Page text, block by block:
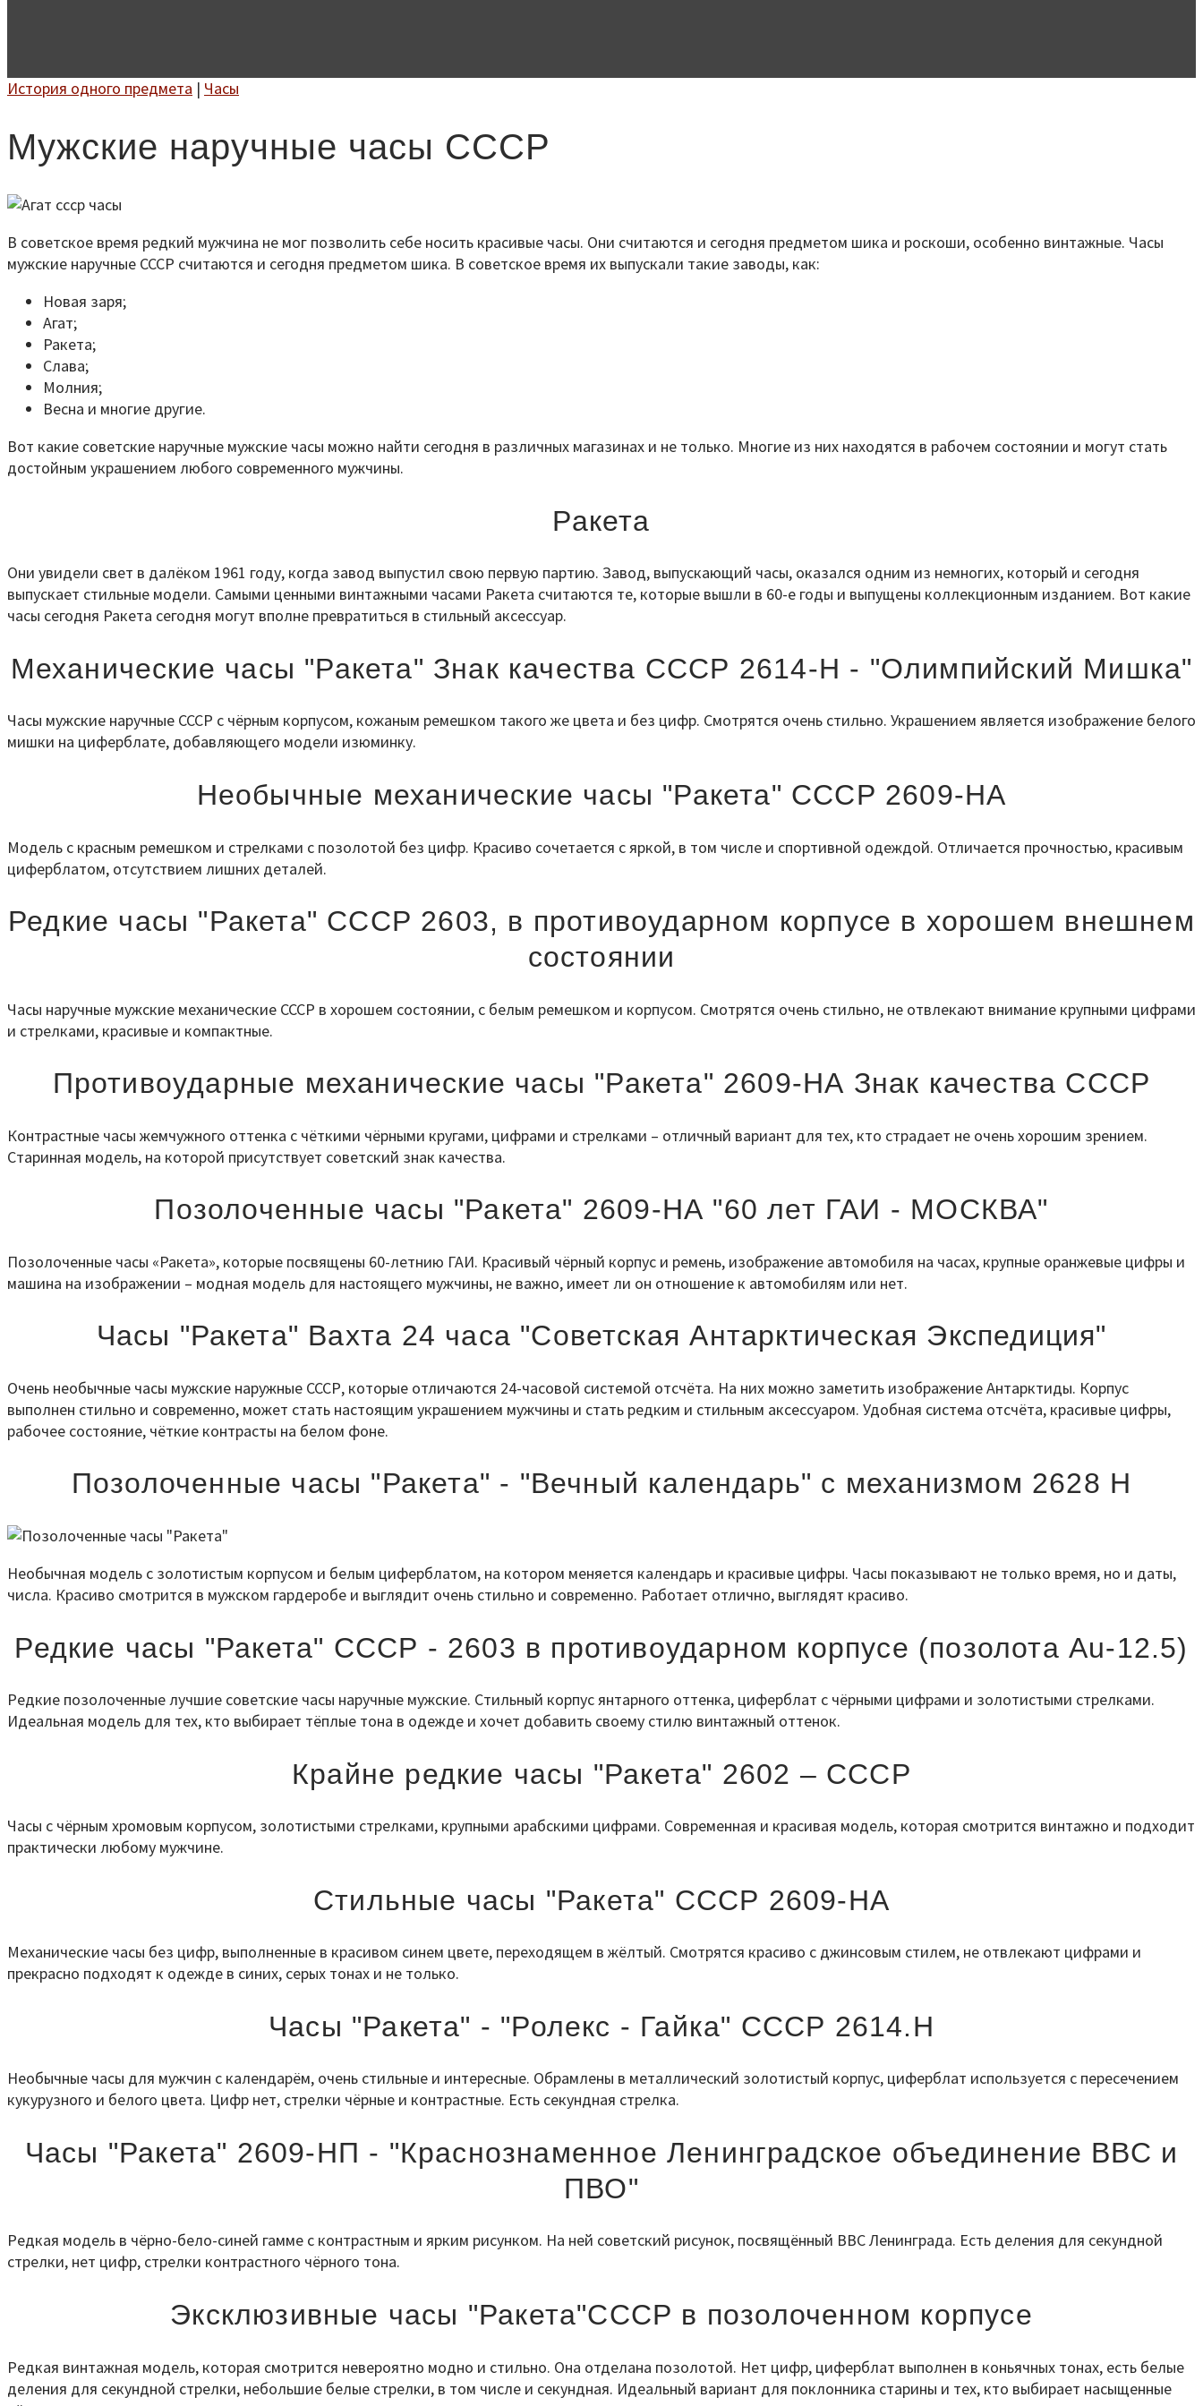
История одного предмета | Часы
Мужские наручные часы СССР
В советское время редкий мужчина не мог позволить себе носить красивые часы. Они считаются и сегодня предметом шика и роскоши, особенно винтажные. Часы
мужские наручные СССР считаются и сегодня предметом шика. В советское время их выпускали такие заводы, как:
Новая заря;
Агат;
Ракета;
Слава;
Молния;
Весна и многие другие.
Вот какие советские наручные мужские часы можно найти сегодня в различных магазинах и не только. Многие из них находятся в рабочем состоянии и могут стать
достойным украшением любого современного мужчины.
Ракета
Они увидели свет в далёком 1961 году, когда завод выпустил свою первую партию. Завод, выпускающий часы, оказался одним из немногих, который и сегодня
выпускает стильные модели. Самыми ценными винтажными часами Ракета считаются те, которые вышли в 60-е годы и выпущены коллекционным изданием. Вот какие
часы сегодня Ракета сегодня могут вполне превратиться в стильный аксессуар.
Механические часы "Ракета" Знак качества СССР 2614-Н - "Олимпийский Мишка"
Часы мужские наручные СССР с чёрным корпусом, кожаным ремешком такого же цвета и без цифр. Смотрятся очень стильно. Украшением является изображение белого
мишки на циферблате, добавляющего модели изюминку.
Необычные механические часы "Ракета" СССР 2609-НА
Модель с красным ремешком и стрелками с позолотой без цифр. Красиво сочетается с яркой, в том числе и спортивной одеждой. Отличается прочностью, красивым
циферблатом, отсутствием лишних деталей.
Редкие часы "Ракета" СССР 2603, в противоударном корпусе в хорошем внешнем
состоянии
Часы наручные мужские механические СССР в хорошем состоянии, с белым ремешком и корпусом. Смотрятся очень стильно, не отвлекают внимание крупными цифрами
и стрелками, красивые и компактные.
Противоударные механические часы "Ракета" 2609-НА Знак качества СССР
Контрастные часы жемчужного оттенка с чёткими чёрными кругами, цифрами и стрелками – отличный вариант для тех, кто страдает не очень хорошим зрением.
Старинная модель, на которой присутствует советский знак качества.
Позолоченные часы "Ракета" 2609-НА "60 лет ГАИ - МОСКВА"
Позолоченные часы «Ракета», которые посвящены 60-летнию ГАИ. Красивый чёрный корпус и ремень, изображение автомобиля на часах, крупные оранжевые цифры и
машина на изображении – модная модель для настоящего мужчины, не важно, имеет ли он отношение к автомобилям или нет.
Часы "Ракета" Вахта 24 часа "Советская Антарктическая Экспедиция"
Очень необычные часы мужские наружные СССР, которые отличаются 24-часовой системой отсчёта. На них можно заметить изображение Антарктиды. Корпус
выполнен стильно и современно, может стать настоящим украшением мужчины и стать редким и стильным аксессуаром. Удобная система отсчёта, красивые цифры,
рабочее состояние, чёткие контрасты на белом фоне.
Позолоченные часы "Ракета" - "Вечный календарь" с механизмом 2628 Н
Необычная модель с золотистым корпусом и белым циферблатом, на котором меняется календарь и красивые цифры. Часы показывают не только время, но и даты,
числа. Красиво смотрится в мужском гардеробе и выглядит очень стильно и современно. Работает отлично, выглядят красиво.
Редкие часы "Ракета" СССР - 2603 в противоударном корпусе (позолота Au-12.5)
Редкие позолоченные лучшие советские часы наручные мужские. Стильный корпус янтарного оттенка, циферблат с чёрными цифрами и золотистыми стрелками.
Идеальная модель для тех, кто выбирает тёплые тона в одежде и хочет добавить своему стилю винтажный оттенок.
Крайне редкие часы "Ракета" 2602 – СССР
Часы с чёрным хромовым корпусом, золотистыми стрелками, крупными арабскими цифрами. Современная и красивая модель, которая смотрится винтажно и подходит
практически любому мужчине.
Стильные часы "Ракета" СССР 2609-НА
Механические часы без цифр, выполненные в красивом синем цвете, переходящем в жёлтый. Смотрятся красиво с джинсовым стилем, не отвлекают цифрами и
прекрасно подходят к одежде в синих, серых тонах и не только.
Часы "Ракета" - "Ролекс - Гайка" СССР 2614.Н
Необычные часы для мужчин с календарём, очень стильные и интересные. Обрамлены в металлический золотистый корпус, циферблат используется с пересечением
кукурузного и белого цвета. Цифр нет, стрелки чёрные и контрастные. Есть секундная стрелка.
Часы "Ракета" 2609-НП - "Краснознаменное Ленинградское объединение ВВС и
ПВО"
Редкая модель в чёрно-бело-синей гамме с контрастным и ярким рисунком. На ней советский рисунок, посвящённый ВВС Ленинграда. Есть деления для секундной
стрелки, нет цифр, стрелки контрастного чёрного тона.
Эксклюзивные часы "Ракета"СССР в позолоченном корпусе
Редкая винтажная модель, которая смотрится невероятно модно и стильно. Она отделана позолотой. Нет цифр, циферблат выполнен в коньячных тонах, есть белые
деления для секундной стрелки, небольшие белые стрелки, в том числе и секундная. Идеальный вариант для поклонника старины и тех, кто выбирает насыщенные